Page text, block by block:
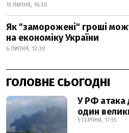
15 ЛИПНЯ, 16:30
Як "заморожені" гроші
на економіку України
6 ЛИПНЯ, 12:30
ГОЛОВНЕ СЬОГОДНІ
У РФ атака
один
5 СЕРПНЯ, 17:55